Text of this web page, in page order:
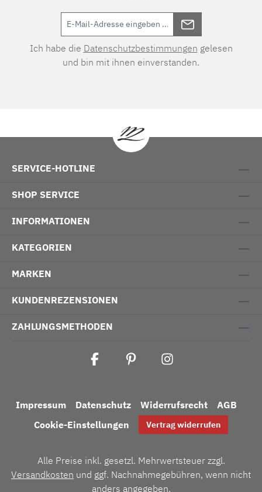
Ich habe die Datenschutzbestimmungen gelesen
und bin mit ihnen einverstanden.
SERVICE-HOTLINE
SHOP SERVICE
INFORMATIONEN
KATEGORIEN
MARKEN
KUNDENREZENSIONEN
ZAHLUNGSMETHODEN
Impressum Datenschutz Widerrufsrecht
AGB
Cookie-Einstellungen
Vertrag widerrufen
Alle Preise inkl. gesetzl. Mehrwertsteuer zzgl.
Versandkosten und ggf. Nachnahmegebühren, wenn nicht
anders angegeben.